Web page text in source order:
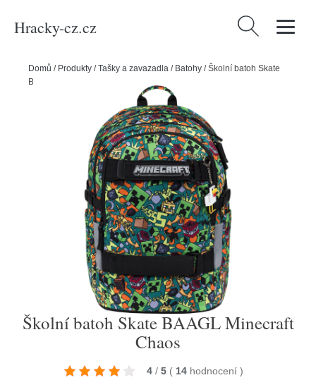
Hracky-cz.cz Vyhledávání
Domů / Produkty /Tašky a zavazadla / Batohy /Školní batoh Skate
BAAGL Minecraft Chaos
Školní batoh Skate BAAGL Minecraft
Chaos
4 / 5 ( 14 hodnocení )